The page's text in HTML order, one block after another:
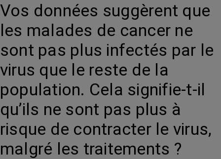
Vos données suggèrent que
les malades de cancer ne
sont pas plus infectés par le
virus que le reste de la
population. Cela signifie-t-il
qu’ils ne sont pas plus à
risque de contracter le virus,
malgré les traitements ?